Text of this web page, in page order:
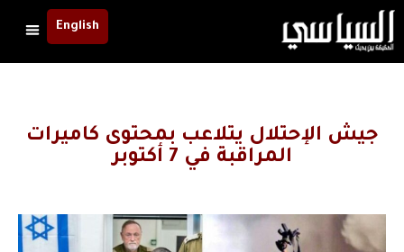
English
جيش الإحتلال يتلاعب بمحتوى كاميرات
المراقبة في 7 أكتوبر